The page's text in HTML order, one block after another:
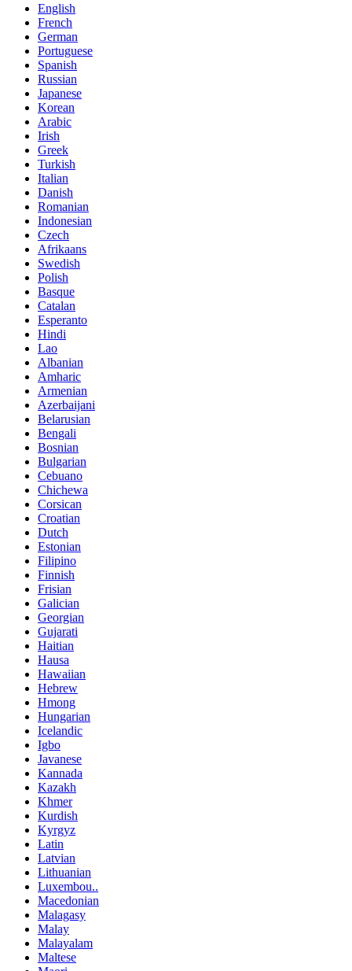
English
French
German
Portuguese
Spanish
Russian
Japanese
Korean
Arabic
Irish
Greek
Turkish
Italian
Danish
Romanian
Indonesian
Czech
Afrikaans
Swedish
Polish
Basque
Catalan
Esperanto
Hindi
Lao
Albanian
Amharic
Armenian
Azerbaijani
Belarusian
Bengali
Bosnian
Bulgarian
Cebuano
Chichewa
Corsican
Croatian
Dutch
Estonian
Filipino
Finnish
Frisian
Galician
Georgian
Gujarati
Haitian
Hausa
Hawaiian
Hebrew
Hmong
Hungarian
Icelandic
Igbo
Javanese
Kannada
Kazakh
Khmer
Kurdish
Kyrgyz
Latin
Latvian
Lithuanian
Luxembou..
Macedonian
Malagasy
Malay
Malayalam
Maltese